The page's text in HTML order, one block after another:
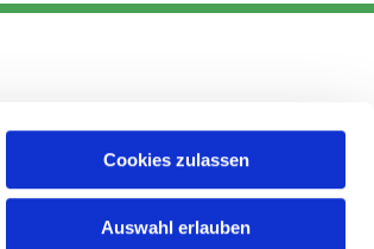
Cookies zulassen
Auswahl erlauben